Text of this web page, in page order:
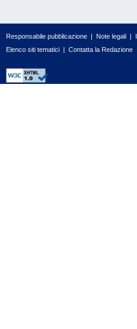
Responsabile pubblicazione | Note legali |
Elenco siti tematici | Contatta la Redazione